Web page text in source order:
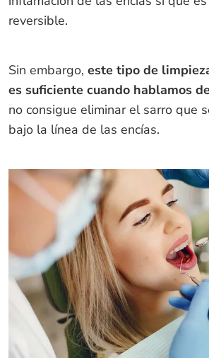
reversible.
Sin embargo, este tipo de
es suficiente cuando hablamos
no consigue eliminar el sarro que
bajo la línea de las encías.